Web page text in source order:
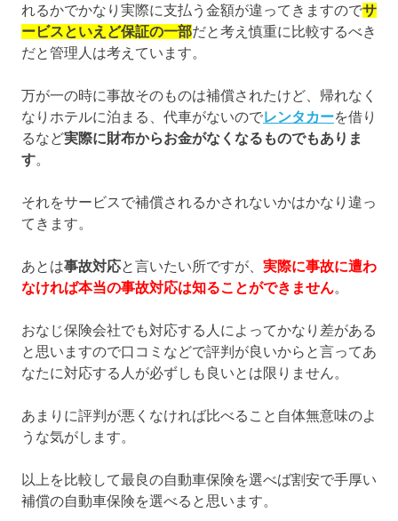
れるかでかなり実際に支払う金額が違ってきますのでサ
ービスといえど保証の一部だと考え慎重に比較するべき
だと管理人は考えています。
万が一の時に事故そのものは補償されたけど、帰れなく
なりホテルに泊まる、代車がないのでレンタカーを借り
るなど実際に財布からお金がなくなるものでもありま
す。
それをサービスで補償されるかされないかはかなり違っ
てきます。
あとは事故対応と言いたい所ですが、 実際に事故に遭わ
なければ本当の事故対応は知ることができません。
おなじ保険会社でも対応する人によってかなり差がある
と思いますので口コミなどで評判が良いからと言ってあ
なたに対応する人が必ずしも良いとは限りません。
あまりに評判が悪くなければ比べること自体無意味のよ
うな気がします。
以上を比較して最良の自動車保険を選べば割安で手厚い
補償の自動車保険を選べると思います。